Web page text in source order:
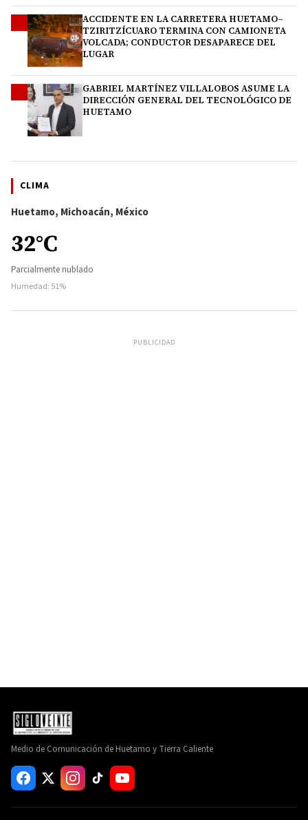
ACCIDENTE EN LA CARRETERA HUETAMO–
TZIRITZÍCUARO TERMINA CON CAMIONETA
VOLCADA; CONDUCTOR DESAPARECE DEL
LUGAR
GABRIEL MARTÍNEZ VILLALOBOS ASUME LA
DIRECCIÓN GENERAL DEL TECNOLÓGICO DE
HUETAMO
CLIMA
Huetamo, Michoacán, México
32°C
Parcialmente nublado
Humedad: 51%
PUBLICIDAD
Medio de Comunicación de Huetamo y Tierra Caliente